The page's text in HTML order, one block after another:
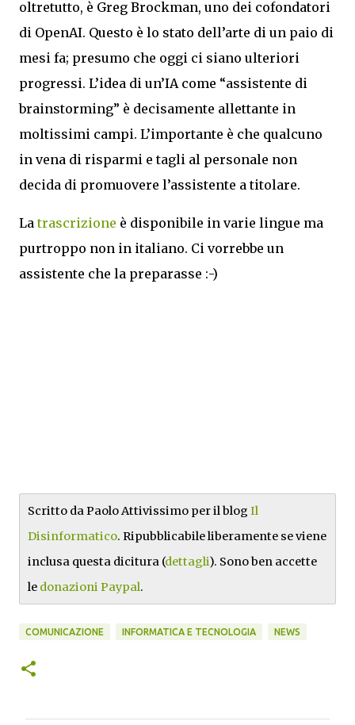
oltretutto, è Greg Brockman, uno dei cofondatori
di OpenAI. Questo è lo stato dell’arte di un paio di
mesi fa; presumo che oggi ci siano ulteriori
progressi. L’idea di un’IA come “assistente di
brainstorming” è decisamente allettante in
moltissimi campi. L’importante è che qualcuno
in vena di risparmi e tagli al personale non
decida di promuovere l’assistente a titolare.
Latrascrizione è disponibile in varie lingue ma
purtroppo non in italiano. Ci vorrebbe un
assistente che la preparasse :-)
Scritto da Paolo Attivissimo per il blog Il
Disinformatico. Ripubblicabile liberamente se viene
inclusa questa dicitura (dettagli). Sono ben accette
le donazioni Paypal.
COMUNICAZIONE INFORMATICA E TECNOLOGIA NEWS